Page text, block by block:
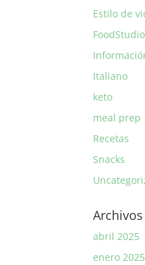
Estilo de
FoodStudio
Italiano
keto
meal prep
Recetas
Snacks
Archivos
abril 2025
enero 2025